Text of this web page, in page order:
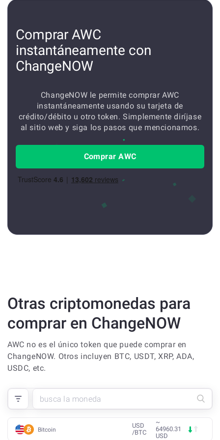
Comprar AWC
instantáneamente con
ChangeNOW
ChangeNOW le permite comprar AWC
instantáneamente usando su tarjeta de
crédito/débito u otro token. Simplemente diríjase
al sitio web y siga los pasos que mencionamos.
Comprar AWC
Otras criptomonedas para
comprar en ChangeNOW
AWC no es el único token que puede comprar en
ChangeNOW. Otros incluyen BTC, USDT, XRP, ADA,
USDC, etc.
Bitcoin
USD
/BTC
~
64960.31
USD